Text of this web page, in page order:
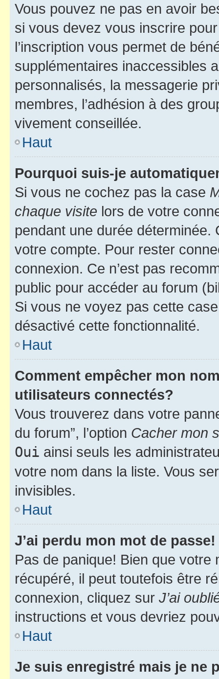
Vous pouvez ne pas en avoir
si vous devez vous inscrire
l’inscription vous permet de
supplémentaires inaccessibles
personnalisés, la messagerie
membres, l’adhésion à des
vivement conseillée.
Haut
Pourquoi suis-je
Si vous ne cochez pas la case
chaque visite lors de votre
pendant une durée déterminée.
votre compte. Pour rester
connexion. Ce n’est pas
public pour accéder au forum
Si vous ne voyez pas cette
désactivé cette fonctionnalité.
Haut
Comment empêcher mon
utilisateurs connectés?
Vous trouverez dans votre
du forum”, l’option Cacher mon
Oui ainsi seuls les
votre nom dans la liste. Vous
invisibles.
Haut
J’ai perdu mon mot de passe!
Pas de panique! Bien que
récupéré, il peut toutefois être
connexion, cliquez sur J’ai
instructions et vous devriez
Haut
Je suis enregistré mais je ne